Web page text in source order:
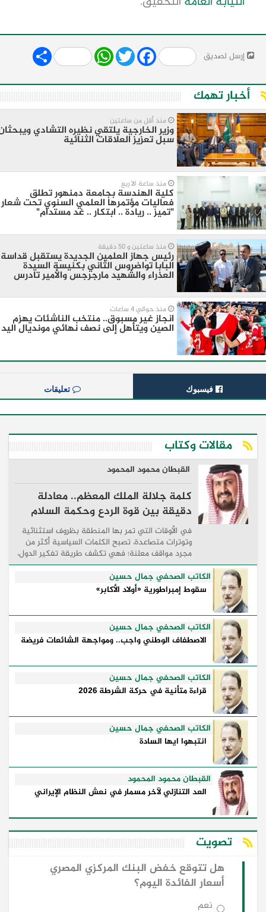
إرسل لصديق Share WhatsApp
Twitter Facebook
أخبار تهمك
منذ أقل من ساعتين
وزير الخارجية يلتقي نظيره التشادي
سبل تعزيز العلاقات الثنائية
منذ ساعة الا ربع
كلية الهندسة بجامعة دمنهور تطلق
فعاليات مؤتمرها العلمي السنوي تحت شعار
"تميز .. ريادة .. ابتكار .. غد مستدام"
منذ ساعتين و 50 دقيقة
رئيس جهاز العلمين الجديدة يستقبل قداسة
البابا تواضروس الثاني بكنيسة السيدة
العذراء والشهيد مارجرجس والأمير تادرس
منذ حوالي 4 ساعات
انجاز غير مسبوق.. منتخب الناشئات يهزم
الصين ويتأهل إلى نصف نهائي مونديال اليد
فيسبوك تعليقات
مقالات وكتاب
القبطان محمود المحمود
كلمة جلالة الملك المعظم.. معادلة
دقيقة بين قوة الردع وحكمة السلام
في الأوقات التي تمر بها المنطقة بظروف استثنائية
وتوترات متصاعدة، تصبح الكلمات السياسية أكثر من
مجرد مواقف معلنة؛ فهي تكشف طريقة تفكير الدول،
وكيفية إدارتها للأزمات، والحدود التي تفصل بين القوة
...
الكاتب الصحفي جمال حسين
سقوط إمبراطورية «أولاد الأكابر»
الكاتب الصحفي جمال حسين
الاصطفاف الوطني واجب.. ومواجهة الشائعات فريضة
الكاتب الصحفي جمال حسين
قراءة متأنية في حركة الشرطة 2026
الكاتب الصحفي جمال حسين
انتبهوا ايها السادة
القبطان محمود المحمود
العد التنازلي لآخر مسمار في نعش النظام الإيراني
تصويت
هل تتوقع خفض البنك المركزي المصري
أسعار الفائدة اليوم؟
نعم